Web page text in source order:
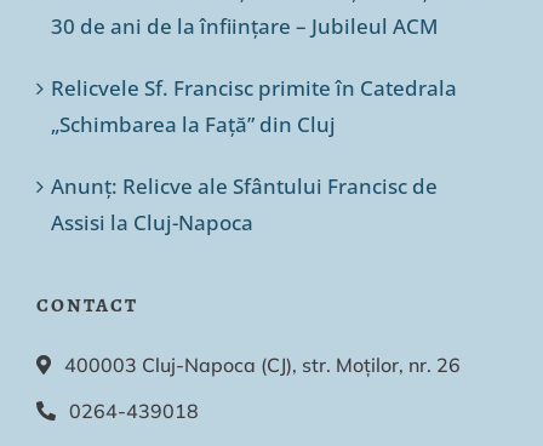
30 de ani de la înființare – Jubileul ACM
Relicvele Sf. Francisc primite în Catedrala
„Schimbarea la Față” din Cluj
Anunț: Relicve ale Sfântului Francisc de
Assisi la Cluj-Napoca
CONTACT
400003 Cluj-Napoca (CJ), str. Moților, nr. 26
0264-439018